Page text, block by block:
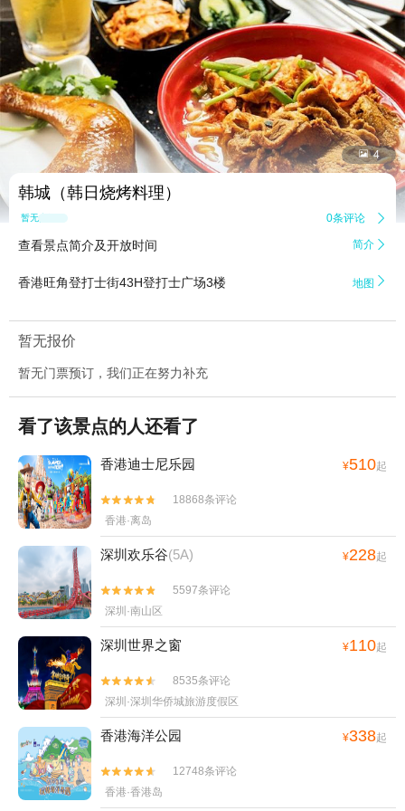
 4
韩城（韩日烧烤料理）
暂无点评 0条评论 
查看景点简介及开放时间 简介 
香港旺角登打士街43H登打士广场3楼 地图 
暂无报价
暂无门票预订，我们正在努力补充
看了该景点的人还看了
香港迪士尼乐园 ¥510起


18868条评论
香港·离岛
深圳欢乐谷(5A) ¥228起


5597条评论
深圳·南山区
深圳世界之窗 ¥110起


8535条评论
深圳·深圳华侨城旅游度假区
香港海洋公园 ¥338起


12748条评论
香港·香港岛
